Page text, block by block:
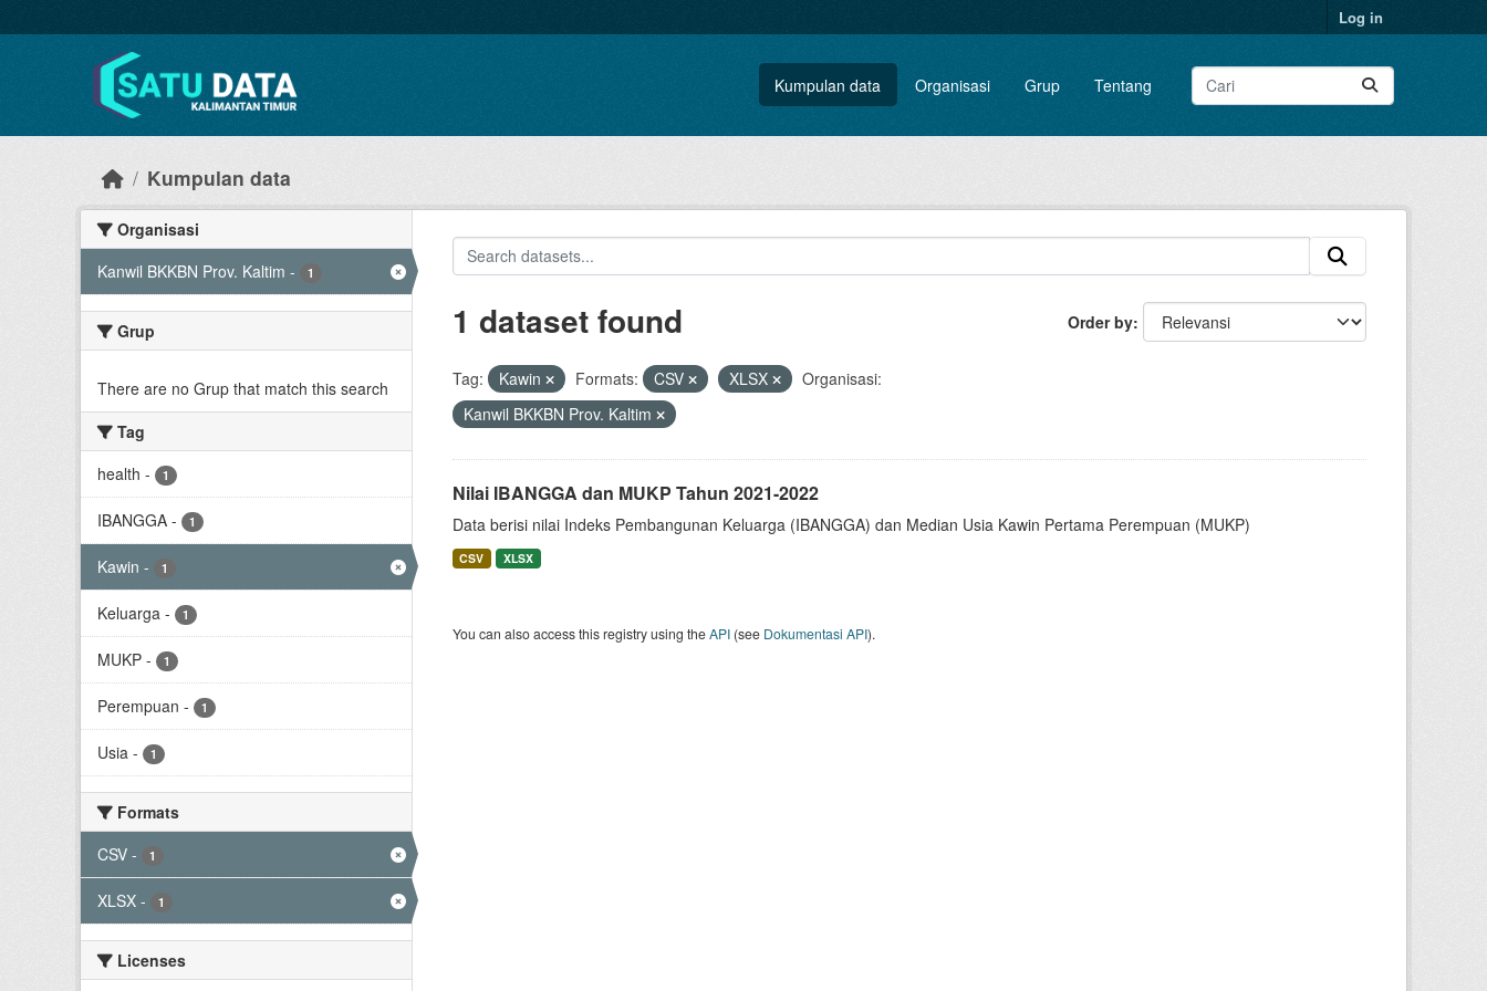
Log in
Kumpulan data Organisasi Grup Tentang
Kumpulan data
Organisasi
Kanwil BKKBN Prov. Kaltim - 1
Grup
There are no Grup that match this search
Tag
health - 1
IBANGGA - 1
Kawin - 1
Keluarga - 1
MUKP - 1
Perempuan - 1
Usia - 1
Formats
CSV - 1
XLSX - 1
Licenses
Order by
1 dataset found
Tag: Kawin Formats: CSV XLSX
Organisasi:
Kanwil BKKBN Prov. Kaltim
Nilai IBANGGA dan MUKP Tahun 2021-2022
Data berisi nilai Indeks Pembangunan Keluarga (IBANGGA) dan Median Usia Kawin Pertama Perempuan (MUKP)
CSV XLSX
You can also access this registry using theAPI(see Dokumentasi API).